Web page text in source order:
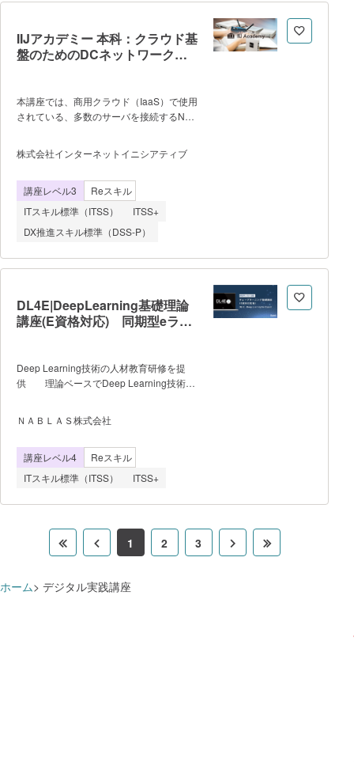
コピー・移動・名前の変更・削除 ディ
作 ファイル名 ネーミングルー
ル 3.CSVファイル、JSONデー
タ CSVファイルの読み込み CSV
換 JSONの書き込み JSONの読み
込み 4.Excel操作 Excel文書の
読み込み Excel文書への書き込
ストを抽出 6.ログ制御 ログ出
ル、SMS メールの送信 SMSの送
信 8.時間制御、スケジューリン
グ 経過時間の表示 一時停止
datetimeオブジェク
IIJアカデミー 本科：クラウド基
盤のためのDCネットワークの
本講座では、商用クラウド（IaaS）で使用
されている、多数のサーバを接続するNW
を用いた仮想NWの基礎を学び、シミュレ
ータの中で構成します。また、レイヤ2で
行ないます。 ＜IIJアカデミーにつ
いて＞ IIJアカデミーは、IIJが創業以来
培ってきたインターネットサービス開発・
運用の知見をもとに実践的な知識・スキル
ットワーク技術とソフトウェア開発技術に
の教育プログラムです。ネットワークはす
にで社会の重要基盤となっており常に安定
運用が求められます。そのような安定運用
ん。当アカデミーでは、単に知識として
「知っている」だけではなく、システムの
測できるような「わかっている」レベルの
く実践経験を積むことができるカリキュラ
ムを用意しています。知識はあるが現場経
験が少ないエンジニアの皆さんは、当アカ
株式会社インターネットイニシアティブ
講座レベル3
Reスキル
ITスキル標準（ITSS）
ITSS+
DX推進スキル標準（DSS-P）
DL4E|DeepLearning基礎理論
講座(E資格対応) 同期型eラー
Deep Learning技術の人材教育研修を提
供 理論ベースでDeep Learning技術を
了時に、機械学習やDeep Learningの主要
な技術(CNN、RNN、NLP、生成モデル、
なるスキル、主要なライブラリを使用でき
る様になるスキルが身つく様に目指
す。 日本ディープラーニング協会のE
資格認定講座の為、講座修了後にE資格受
ＮＡＢＬＡＳ株式会社
講座レベル4
Reスキル
ITスキル標準（ITSS）
ITSS+
1 2 3
ホーム デジタル実践講座